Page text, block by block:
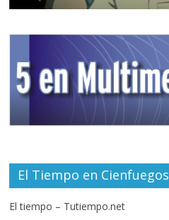
El Tiempo en Cienfuegos
El tiempo – Tutiempo.net